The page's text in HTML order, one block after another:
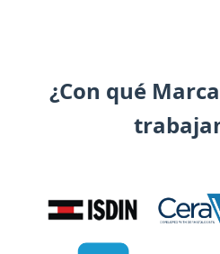
¿Con qué